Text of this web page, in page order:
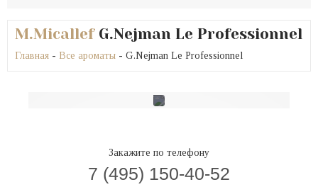
M.MicallefG.Nejman Le Professionnel
Главная - Все ароматы - G.Nejman Le Professionnel
Закажите по телефону
7 (495) 150-40-52